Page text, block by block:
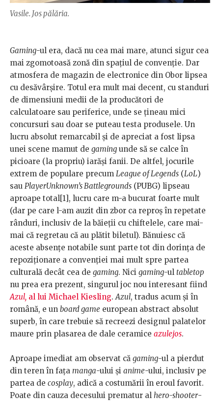
Vasile. Jos pălăria.
Gaming-ul era, dacă nu cea mai mare, atunci sigur cea
mai zgomotoasă zonă din spațiul de convenție. Dar
atmosfera de magazin de electronice din Obor lipsea
cu desăvârșire. Totul era mult mai decent, cu standuri
de dimensiuni medii de la producători de
calculatoare sau periferice, unde se țineau mici
concursuri sau doar se puteau testa produsele. Un
lucru absolut remarcabil și de apreciat a fost lipsa
unei scene mamut de gaming unde să se calce în
picioare (la propriu) iarăși fanii. De altfel, jocurile
extrem de populare precum League of Legends (LoL)
sau PlayerUnknown’s Battlegrounds (PUBG) lipseau
aproape total[1], lucru care m-a bucurat foarte mult
(dar pe care l-am auzit din zbor ca reproș în repetate
rânduri, inclusiv de la băieții cu chiftelele, care mai-
mai că regretau că au plătit biletul). Bănuiesc că
aceste absențe notabile sunt parte tot din dorința de
repoziționare a convenției mai mult spre partea
culturală decât cea de gaming. Nici gaming-ul tabletop
nu prea era prezent, singurul joc nou interesant fiind
Azul, al lui Michael Kiesling.Azul, tradus acum și în
română, e un board game european abstract absolut
superb, în care trebuie să recreezi designul palatelor
maure prin plasarea de dale ceramice azulejos.
Aproape imediat am observat că gaming-ul a pierdut
din teren în fața manga-ului și anime-ului, inclusiv pe
partea de cosplay, adică a costumării în eroul favorit.
Poate din cauza decesului prematur al hero-shooter-